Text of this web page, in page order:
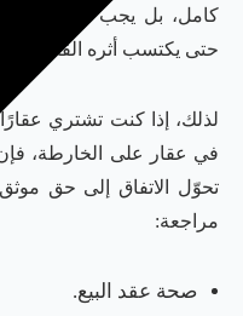
كامل، بل يجب تسجيل
حتى يكتسب أثره القانوني
لذلك، إذا كنت تشتري
في عقار على الخارطة،
تحوّل الاتفاق إلى حق
مراجعة:
صحة عقد البيع.